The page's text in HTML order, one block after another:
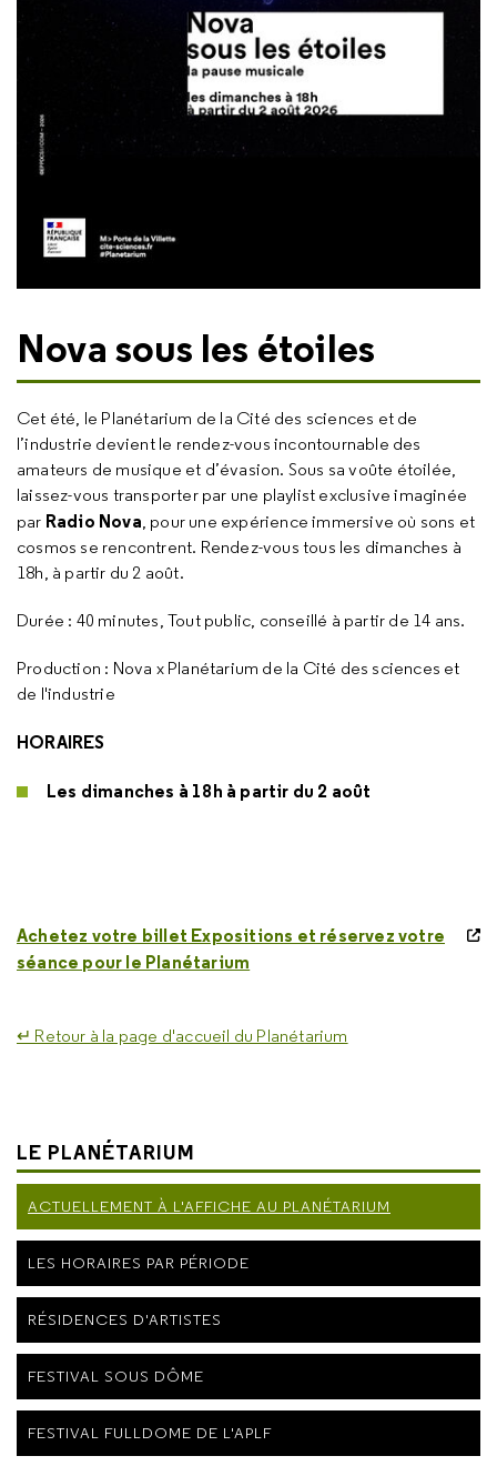
Nova sous les étoiles
Cet été, le Planétarium de la Cité des sciences et de
l’industrie devient le rendez-vous incontournable des
amateurs de musique et d’évasion. Sous sa voûte étoilée,
laissez-vous transporter par une playlist exclusive imaginée
par Radio Nova, pour une expérience immersive où sons et
cosmos se rencontrent. Rendez-vous tous les dimanches à
18h, à partir du 2 août.
Durée : 40 minutes, Tout public, conseillé à partir de 14 ans.
Production : Nova x Planétarium de la Cité des sciences et
de l'industrie
HORAIRES
Les dimanches à 18h à partir du 2 août
Achetez votre billet Expositions et réservez votre
séance pour le Planétarium
↵ Retour à la page d'accueil du Planétarium
LE PLANÉTARIUM
ACTUELLEMENT À L'AFFICHE AU PLANÉTARIUM
LES HORAIRES PAR PÉRIODE
RÉSIDENCES D'ARTISTES
FESTIVAL SOUS DÔME
FESTIVAL FULLDOME DE L'APLF